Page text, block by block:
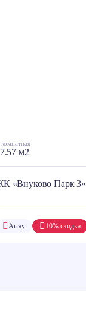
комнатная
м2
«Внуково Парк 3»
10% скидка
Array